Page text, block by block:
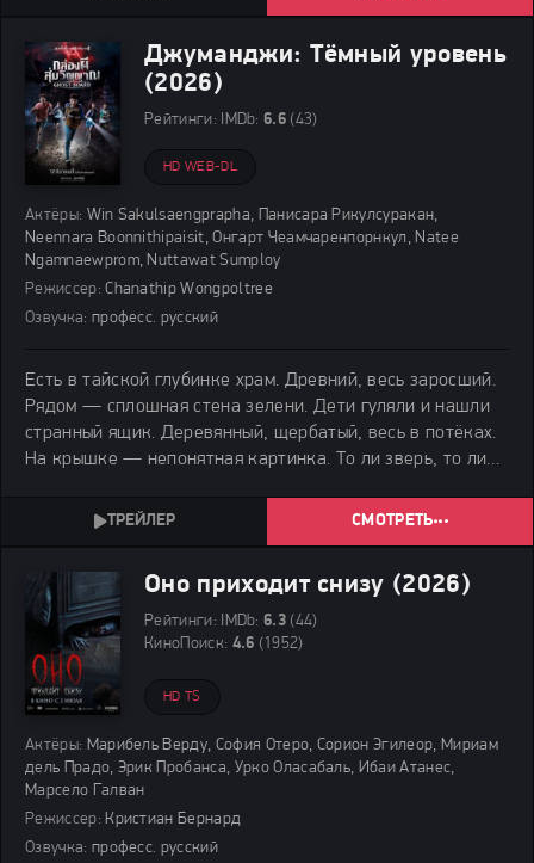
Джуманджи: Тёмный уровень
(2026)
Рейтинги: IMDb:6.6 (43)
HD WEB-DL
Актёры: Win Sakulsaengprapha, Панисара Рикулсуракан,
Neennara Boonnithipaisit, Онгарт Чеамчаренпорнкул, Natee
Ngamnaewprom, Nuttawat Sumploy
Режиссер: Chanathip Wongpoltree
Озвучка: професс. русский
Есть в тайской глубинке храм. Древний, весь заросший.
Рядом — сплошная стена зелени. Дети гуляли и нашли
странный ящик. Деревянный, щербатый, весь в потёках.
На крышке — непонятная картинка. То ли зверь, то ли
Тайна покрытая мраком.
СМОТРЕТЬ
Оно приходит снизу (2026)
Рейтинги: IMDb:6.3 (44)
КиноПоиск: 4.6 (1952)
HD TS
Актёры: Марибель Верду, София Отеро, Сорион Эгилеор, Мириам
дель Прадо, Эрик Пробанса, Урко Оласабаль, Ибаи Атанес,
Марсело Галван
Режиссер: Кристиан Бернард
Озвучка: професс. русский